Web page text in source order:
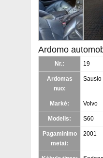
Ardomo
Nr.: 19
Ardomas
nuo:
Sausio
Markė: Volvo
Modelis: S60
Pagaminimo
metai:
2001